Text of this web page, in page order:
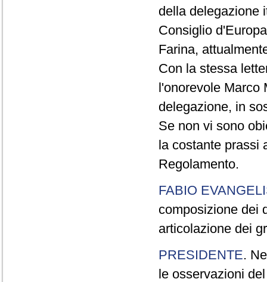
della delegazione
Consiglio
Farina,
Con la stessa
l'onorevole Marco
delegazione, in
Se non vi sono
la costante prassi
Regolamento.
FABIO
composizione dei
articolazione dei
PRESIDENTE.
le osservazioni